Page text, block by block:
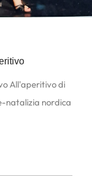
All'aperitivo di
natalizia nordica